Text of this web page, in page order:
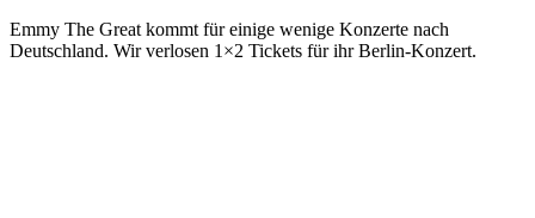
Emmy The Great kommt für einige wenige Konzerte nach
Deutschland. Wir verlosen 1×2 Tickets für ihr Berlin-Konzert.